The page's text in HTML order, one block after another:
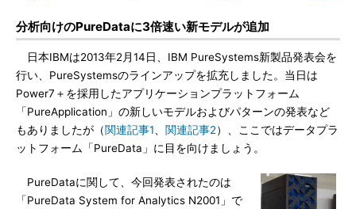
分析向けのPureDataに3倍速い新モデルが追加
日本IBMは2013年2月14日、IBM PureSystems新製品発表会を
行い、PureSystemsのラインアップを拡充しました。当日は
Power7＋を採用したアプリケーションプラットフォーム
「PureApplication」の新しいモデルおよびパターンの発表など
もありましたが（関連記事1 関連記事2）、ここではデータプラ
ットフォーム「PureData」に目を向けましょう。
PureDataに関して、今回発表されたのは
「PureData System for Analytics N2001」で